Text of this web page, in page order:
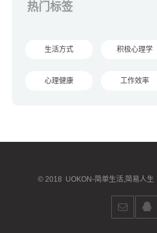
热门标签
生活方式 积极心理学
心理健康 工作效率
© 2018 UOKON-简单生活,简易人生